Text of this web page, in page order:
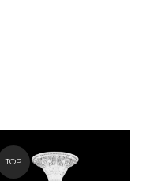
TOP